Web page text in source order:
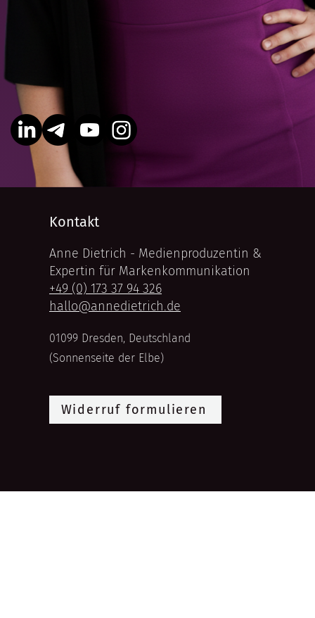
Kontakt
Anne Dietrich - Medienproduzentin &
Expertin für Markenkommunikation
+49 (0) 173 37 94 326
hallo@annedietrich.de
01099 Dresden, Deutschland
(Sonnenseite der Elbe)
Widerruf formulieren